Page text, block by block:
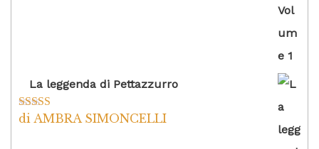
La leggenda di Pettazzurro
Valutato5su
di AMBRA SIMONCELLI